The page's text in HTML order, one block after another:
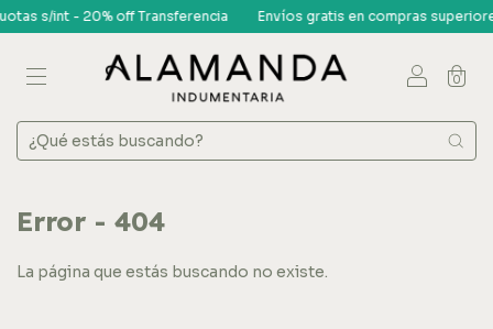
20% off Transferencia Envíos gratis en compras superiores a $150
0
Error - 404
La página que estás buscando no existe.